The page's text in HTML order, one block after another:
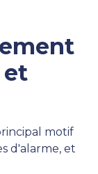
et
motif
d'alarme, et